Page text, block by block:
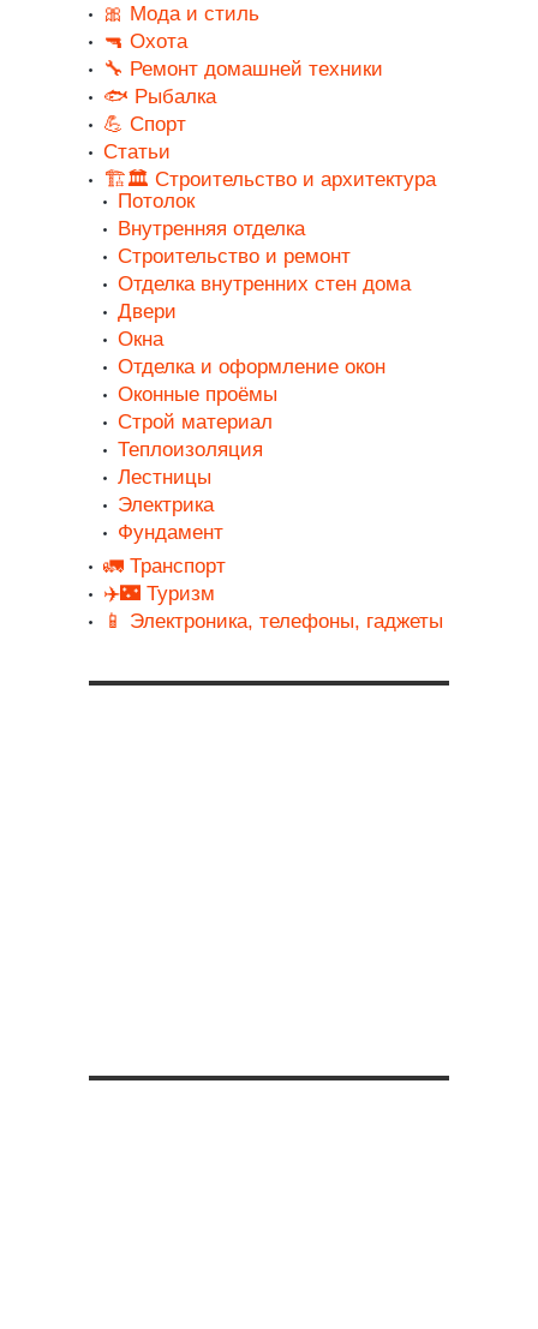
🎀 Мода и стиль
🔫 Охота
🔧 Ремонт домашней техники
🐟 Рыбалка
💪 Спорт
Статьи
🏗️🏛️ Строительство и архитектура
Потолок
Внутренняя отделка
Строительство и ремонт
Отделка внутренних стен дома
Двери
Окна
Отделка и оформление окон
Оконные проёмы
Строй материал
Теплоизоляция
Лестницы
Электрика
Фундамент
🚛 Транспорт
✈️🌃 Туризм
📱 Электроника, телефоны, гаджеты